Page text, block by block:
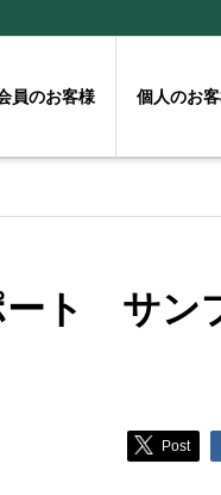
員のお客様 個人のお
ート サン
Post